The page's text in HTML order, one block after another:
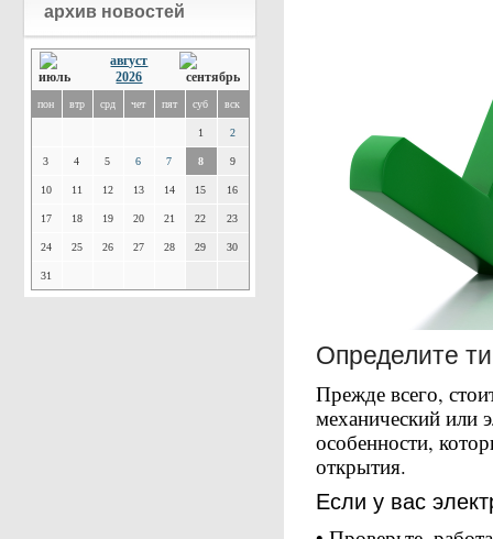
архив новостей
август
2026
пон втр срд чет пят суб вск
1 2
3 4 5 6 7 8 9
10 11 12 13 14 15 16
17 18 19 20 21 22 23
24 25 26 27 28 29 30
31
Определите
Прежде всего,
механический или
особенности,
открытия.
Если у вас